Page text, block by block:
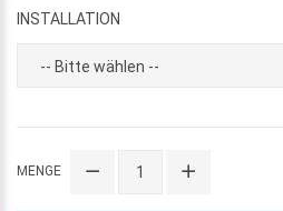
INSTALLATION
MENGE